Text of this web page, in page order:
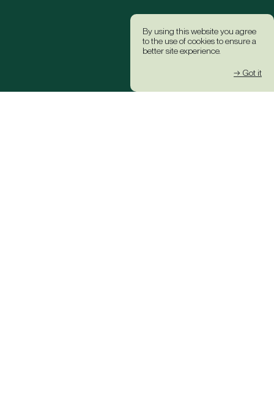
By using this website you agree
to the use of cookies to ensure a
better site experience.
→ Got it